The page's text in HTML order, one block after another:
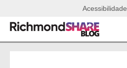
Acessibilidade